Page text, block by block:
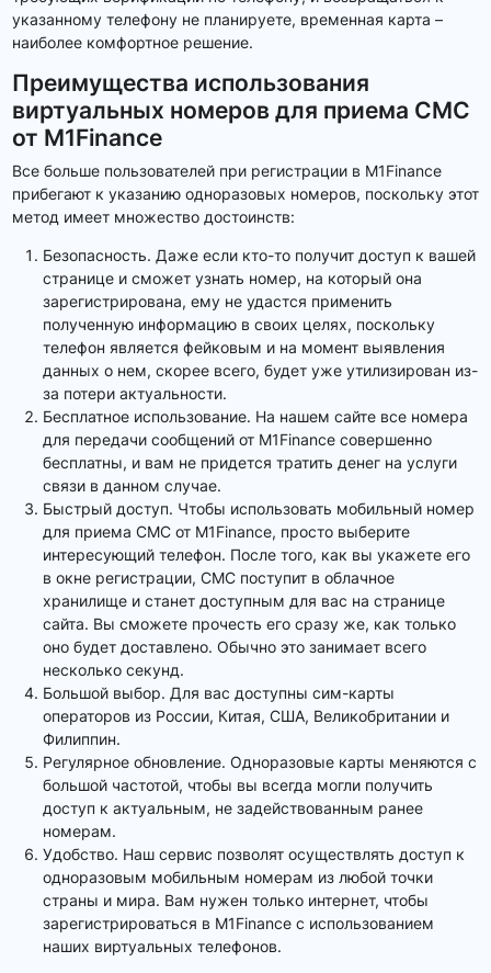
указанному телефону не планируете, временная карта –
наиболее комфортное решение.
Преимущества использования
виртуальных номеров для приема СМС
от M1Finance
Все больше пользователей при регистрации в M1Finance
прибегают к указанию одноразовых номеров, поскольку этот
метод имеет множество достоинств:
Безопасность. Даже если кто-то получит доступ к вашей
странице и сможет узнать номер, на который она
зарегистрирована, ему не удастся применить
полученную информацию в своих целях, поскольку
телефон является фейковым и на момент выявления
данных о нем, скорее всего, будет уже утилизирован из-
за потери актуальности.
Бесплатное использование. На нашем сайте все номера
для передачи сообщений от M1Finance совершенно
бесплатны, и вам не придется тратить денег на услуги
связи в данном случае.
Быстрый доступ. Чтобы использовать мобильный номер
для приема СМС от M1Finance, просто выберите
интересующий телефон. После того, как вы укажете его
в окне регистрации, СМС поступит в облачное
хранилище и станет доступным для вас на странице
сайта. Вы сможете прочесть его сразу же, как только
оно будет доставлено. Обычно это занимает всего
несколько секунд.
Большой выбор. Для вас доступны сим-карты
операторов из России, Китая, США, Великобритании и
Филиппин.
Регулярное обновление. Одноразовые карты меняются с
большой частотой, чтобы вы всегда могли получить
доступ к актуальным, не задействованным ранее
номерам.
Удобство. Наш сервис позволят осуществлять доступ к
одноразовым мобильным номерам из любой точки
страны и мира. Вам нужен только интернет, чтобы
зарегистрироваться в M1Finance с использованием
наших виртуальных телефонов.